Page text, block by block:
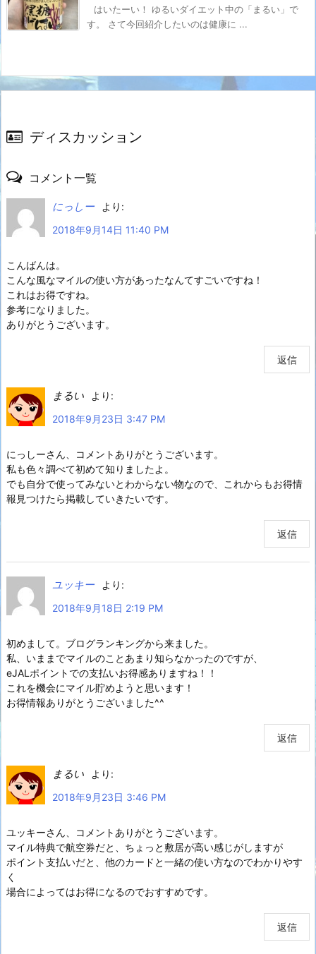
はいたーい！ ゆるいダイエット中の「まるい」で
す。 さて今回紹介したいのは健康に ...
ディスカッション
コメント一覧
にっしー
より:
2018年9月14日 11:40 PM
こんばんは。
こんな風なマイルの使い方があったなんてすごいですね！
これはお得ですね。
参考になりました。
ありがとうございます。
返信
まるい
より:
2018年9月23日 3:47 PM
にっしーさん、コメントありがとうございます。
私も色々調べて初めて知りましたよ。
でも自分で使ってみないとわからない物なので、これからもお得情
報見つけたら掲載していきたいです。
返信
ユッキー
より:
2018年9月18日 2:19 PM
初めまして。ブログランキングから来ました。
私、いままでマイルのことあまり知らなかったのですが、
eJALポイントでの支払いお得感ありますね！！
これを機会にマイル貯めようと思います！
お得情報ありがとうございました^^
返信
まるい
より:
2018年9月23日 3:46 PM
ユッキーさん、コメントありがとうございます。
マイル特典で航空券だと、ちょっと敷居が高い感じがしますが
ポイント支払いだと、他のカードと一緒の使い方なのでわかりやす
く
場合によってはお得になるのでおすすめです。
返信